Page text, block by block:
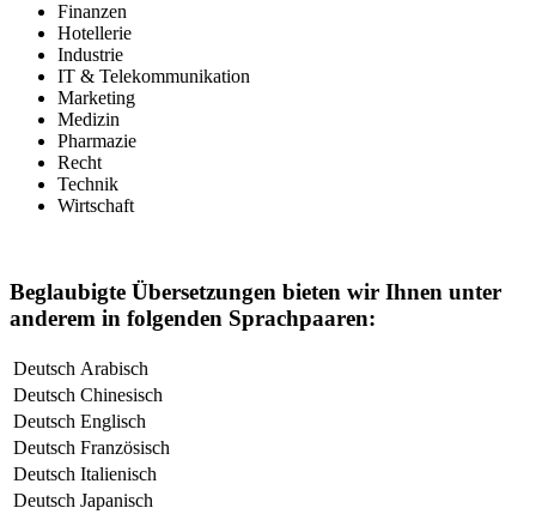
Finanzen
Hotellerie
Industrie
IT & Telekommunikation
Marketing
Medizin
Pharmazie
Recht
Technik
Wirtschaft
Beglaubigte Übersetzungen bieten wir Ihnen unter
anderem in folgenden Sprachpaaren:
Deutsch Arabisch
Deutsch Chinesisch
Deutsch Englisch
Deutsch Französisch
Deutsch Italienisch
Deutsch Japanisch